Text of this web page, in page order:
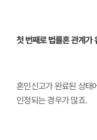
첫 번째로 법률혼 관계가
혼인신고가 완료된 상태
인정되는 경우가 많죠.